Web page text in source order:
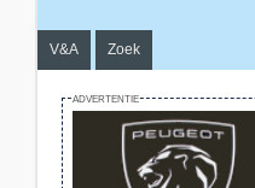
V&A Zoek
ADVERTENTIE